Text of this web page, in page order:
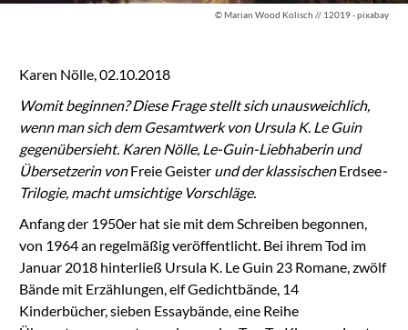
© Marian Wood Kolisch // 12019 - pixabay
Karen Nölle, 02.10.2018
Womit beginnen? Diese Frage stellt sich unausweichlich,
wenn man sich dem Gesamtwerk von Ursula K. Le Guin
gegenübersieht. Karen Nölle, Le-Guin-Liebhaberin und
Übersetzerin vonFreie Geisterund der klassischenErdsee-
Trilogie, macht umsichtige Vorschläge.
Anfang der 1950er hat sie mit dem Schreiben begonnen,
von 1964 an regelmäßig veröffentlicht. Bei ihrem Tod im
Januar 2018 hinterließ Ursula K. Le Guin 23 Romane, zwölf
Bände mit Erzählungen, elf Gedichtbände, 14
Kinderbücher, sieben Essaybände, eine Reihe